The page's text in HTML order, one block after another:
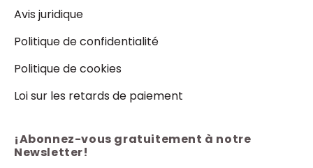
Avis juridique
Politique de confidentialité
Politique de cookies
Loi sur les retards de paiement
¡Abonnez-vous gratuitement à notre
Newsletter!